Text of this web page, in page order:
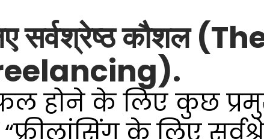
सर्वश्रेष्ठ कौशल
होने के लिए कुछ